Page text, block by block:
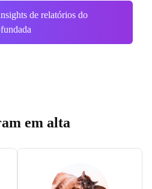
de relatórios do
em alta